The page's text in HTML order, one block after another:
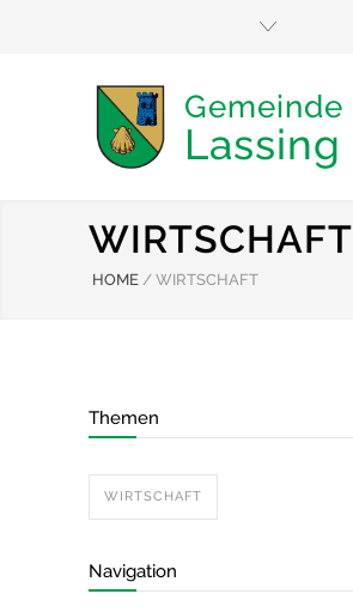
Gemeinde
Lassing
WIRTSCHAFT
HOME / WIRTSCHAFT
Themen
WIRTSCHAFT
Navigation